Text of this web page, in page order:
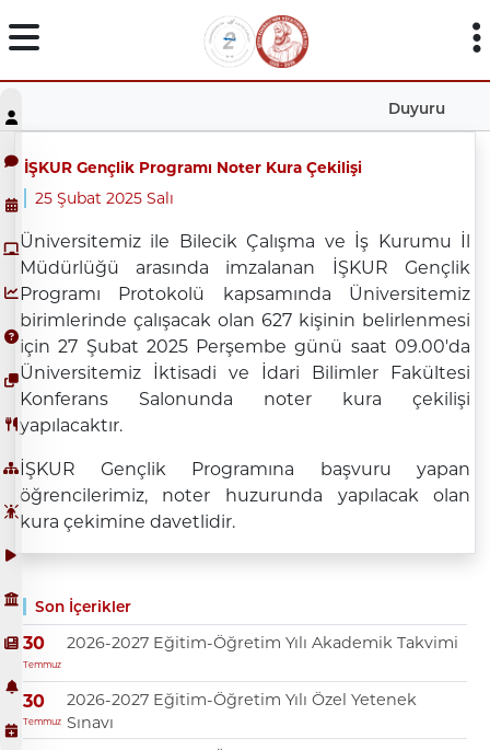
Duyuru
Son İçerikler
30
Temmuz
2026-2027 Eğitim-Öğretim Yılı Akademik Takvimi
30
Temmuz
2026-2027 Eğitim-Öğretim Yılı Özel Yetenek
Sınavı
İŞKUR Gençlik Programı Noter Kura Çekilişi
25 Şubat 2025 Salı
Üniversitemiz ile Bilecik Çalışma ve İş Kurumu İl
Müdürlüğü arasında imzalanan İŞKUR Gençlik
Programı Protokolü kapsamında Üniversitemiz
birimlerinde çalışacak olan 627 kişinin belirlenmesi
için 27 Şubat 2025 Perşembe günü saat 09.00'da
Üniversitemiz İktisadi ve İdari Bilimler Fakültesi
Konferans Salonunda noter kura çekilişi
yapılacaktır.
İŞKUR Gençlik Programına başvuru yapan
öğrencilerimiz, noter huzurunda yapılacak olan
kura çekimine davetlidir.